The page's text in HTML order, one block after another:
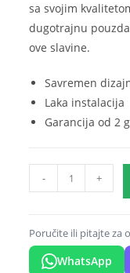
sa svojim
dugotrajnu
ove slavine.
Savremen
Laka instalacija
Garancija od 2
za
Classic
količina
- +
Poručite ili pitajte za
WhatsApp